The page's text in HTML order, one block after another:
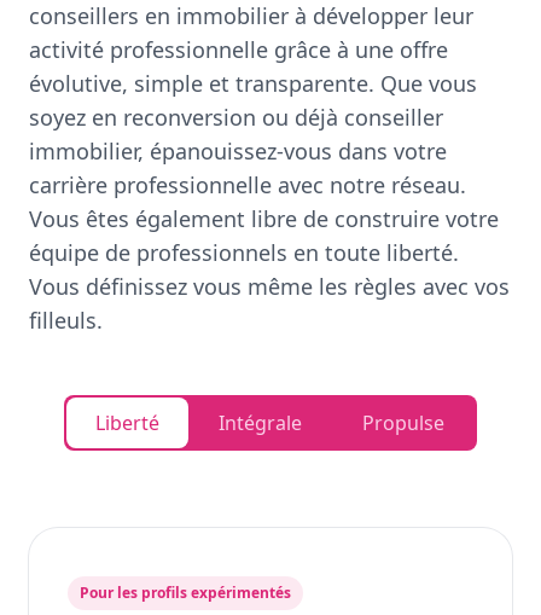
conseillers en immobilier à développer leur
activité professionnelle grâce à une offre
évolutive, simple et transparente. Que vous
soyez en reconversion ou déjà conseiller
immobilier, épanouissez-vous dans votre
carrière professionnelle avec notre réseau.
Vous êtes également libre de construire votre
équipe de professionnels en toute liberté.
Vous définissez vous même les règles avec vos
filleuls.
Liberté Intégrale Propulse
Pour les profils expérimentés